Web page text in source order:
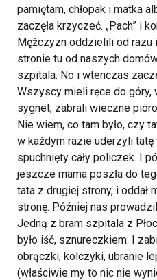
pamiętam, chłopak i matka
zaczęła krzyczeć. „Pach” i
Mężczyzn oddzielili od razu
stronie tu od naszych
szpitala. No i wtenczas
Wszyscy mieli ręce do góry,
sygnet, zabrali wieczne
Nie wiem, co tam było, czy
w każdym razie uderzyli tatę
spuchnięty cały policzek. I
jeszcze mama poszła do
tata z drugiej strony, i oddał
stronę. Później nas
Jedną z bram szpitala z
było iść, sznureczkiem. I
obrączki, kolczyki, ubranie
(właściwie my to nic nie